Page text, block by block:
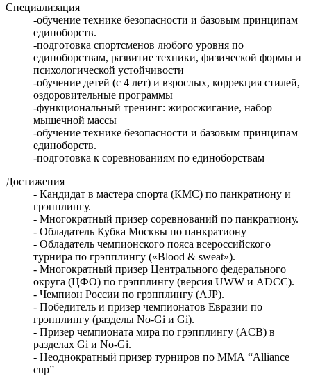
Специализация
-обучение технике безопасности и базовым принципам
единоборств.
-подготовка спортсменов любого уровня по
единоборствам, развитие техники, физической формы и
психологической устойчивости
-обучение детей (с 4 лет) и взрослых, коррекция стилей,
оздоровительные программы
-функциональный тренинг: жиросжигание, набор
мышечной массы
-обучение технике безопасности и базовым принципам
единоборств.
-подготовка к соревнованиям по единоборствам
Достижения
- Кандидат в мастера спорта (КМС) по панкратиону и
грэпплингу.
- Многократный призер соревнований по панкратиону.
- Обладатель Кубка Москвы по панкратиону
- Обладатель чемпионского пояса всероссийского
турнира по грэпплингу («Blood & sweat»).
- Многократный призер Центрального федерального
округа (ЦФО) по грэпплингу (версия UWW и ADCC).
- Чемпион России по грэпплингу (AJP).
- Победитель и призер чемпионатов Евразии по
грэпплингу (разделы No-Gi и Gi).
- Призер чемпионата мира по грэпплингу (ACB) в
разделах Gi и No-Gi.
- Неоднократный призер турниров по ММА “Alliance
cup”